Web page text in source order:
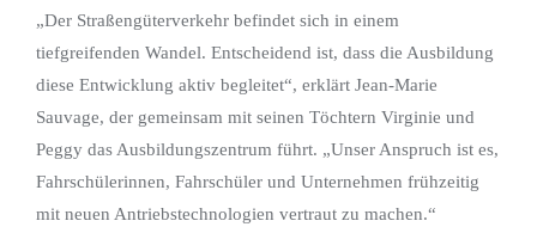
„Der Straßengüterverkehr befindet sich in einem
tiefgreifenden Wandel. Entscheidend ist, dass die Ausbildung
diese Entwicklung aktiv begleitet“, erklärt Jean‑Marie
Sauvage, der gemeinsam mit seinen Töchtern Virginie und
Peggy das Ausbildungszentrum führt. „Unser Anspruch ist es,
Fahrschülerinnen, Fahrschüler und Unternehmen frühzeitig
mit neuen Antriebstechnologien vertraut zu machen.“